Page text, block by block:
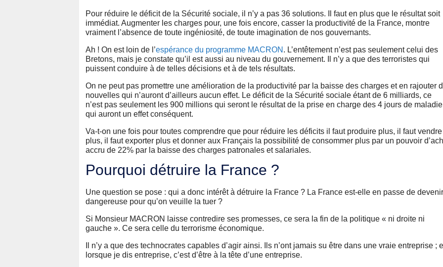
Pour réduire le déficit de la Sécurité sociale, il n’y a pas 36 solutions. Il faut en plus que le résultat soit
immédiat. Augmenter les charges pour, une fois encore, casser la productivité de la France, montre
vraiment l’absence de toute ingéniosité, de toute imagination de nos gouvernants.
Ah ! On est loin de l’espérance du programme MACRON . L’entêtement n’est pas seulement celui des
Bretons, mais je constate qu’il est aussi au niveau du gouvernement. Il n’y a que des terroristes qui
puissent conduire à de telles décisions et à de tels résultats.
On ne peut pas promettre une amélioration de la productivité par la baisse des charges et en rajouter
nouvelles qui n’auront d’ailleurs aucun effet. Le déficit de la Sécurité sociale étant de 6 milliards, ce
n’est pas seulement les 900 millions qui seront le résultat de la prise en charge des 4 jours de
qui auront un effet conséquent.
Va-t-on une fois pour toutes comprendre que pour réduire les déficits il faut produire plus, il faut vendre
plus, il faut exporter plus et donner aux Français la possibilité de consommer plus par un pouvoir
accru de 22% par la baisse des charges patronales et salariales.
Pourquoi détruire la France ?
Une question se pose : qui a donc intérêt à détruire la France ? La France est-elle en passe de devenir
dangereuse pour qu’on veuille la tuer ?
Si Monsieur MACRON laisse contredire ses promesses, ce sera la fin de la politique « ni droite ni
gauche ». Ce sera celle du terrorisme économique.
Il n’y a que des technocrates capables d’agir ainsi. Ils n’ont jamais su être dans une vraie entreprise ;
lorsque je dis entreprise, c’est d’être à la tête d’une entreprise.